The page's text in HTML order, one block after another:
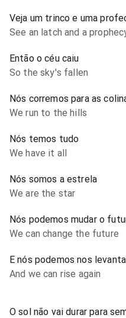
Veja um trinco e uma
See an latch and a
Então o céu caiu
So the sky's fallen
Nós corremos para as
We run to the hills
Nós temos tudo
We have it all
Nós somos a estrela
We are the star
Nós podemos mudar o
We can change the future
E nós podemos nos
And we can rise again
O sol não vai durar para